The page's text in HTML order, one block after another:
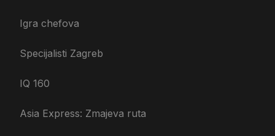
Igra chefova
Specijalisti Zagreb
IQ 160
Asia Express: Zmajeva ruta